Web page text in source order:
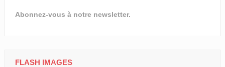
Abonnez-vous à notre newsletter.
FLASH IMAGES